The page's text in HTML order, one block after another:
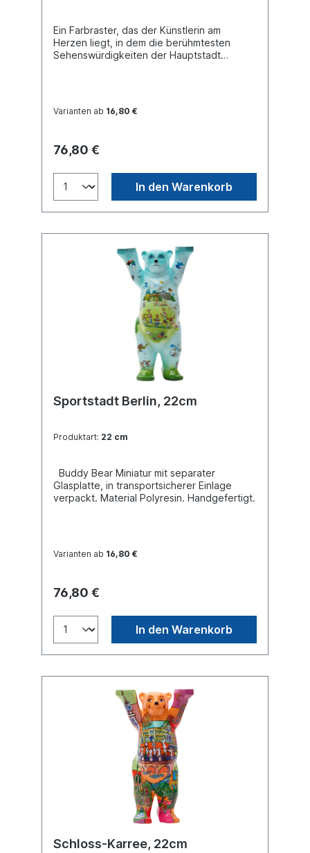
Ein Farbraster, das der Künstlerin am
Herzen liegt, in dem die berühmtesten
Sehenswürdigkeiten der Hauptstadt
Varianten ab 16,80 €
76,80 €
In den Warenkorb
Sportstadt Berlin, 22cm
Produktart: 22 cm
Buddy Bear Miniatur mit separater
Glasplatte, in transportsicherer Einlage
verpackt. Material Polyresin. Handgefertigt.
Varianten ab 16,80 €
76,80 €
In den Warenkorb
Schloss-Karree, 22cm